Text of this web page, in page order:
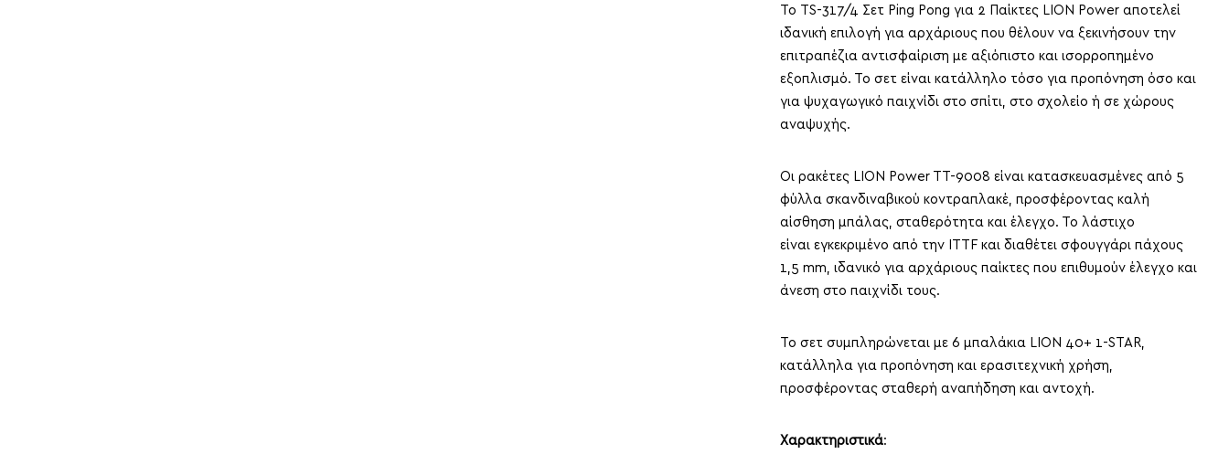
Το TS-317/4 Σετ Ping Pong για 2 Παίκτες LION Power αποτελεί
ιδανική επιλογή για αρχάριους που θέλουν να ξεκινήσουν την
επιτραπέζια αντισφαίριση με αξιόπιστο και ισορροπημένο
εξοπλισμό. Το σετ είναι κατάλληλο τόσο για προπόνηση όσο και
για ψυχαγωγικό παιχνίδι στο σπίτι, στο σχολείο ή σε χώρους
αναψυχής.
Οι ρακέτες LION Power TT-9008 είναι κατασκευασμένες από 5
φύλλα σκανδιναβικού κοντραπλακέ, προσφέροντας καλή
αίσθηση μπάλας, σταθερότητα και έλεγχο. Το λάστιχο
είναι εγκεκριμένο από την ITTF και διαθέτει σφουγγάρι πάχους
1,5 mm, ιδανικό για αρχάριους παίκτες που επιθυμούν έλεγχο και
άνεση στο παιχνίδι τους.
Το σετ συμπληρώνεται με 6 μπαλάκια LION 40+ 1-STAR,
κατάλληλα για προπόνηση και ερασιτεχνική χρήση,
προσφέροντας σταθερή αναπήδηση και αντοχή.
Χαρακτηριστικά: